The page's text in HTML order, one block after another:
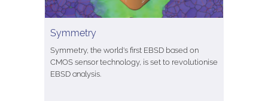
Symmetry
Symmetry, the world's first EBSD based on
CMOS sensor technology, is set to revolutionise
EBSD analysis.